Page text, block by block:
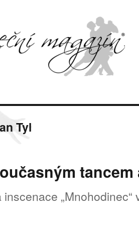
Tyl
inscenace „Mnohodinec“